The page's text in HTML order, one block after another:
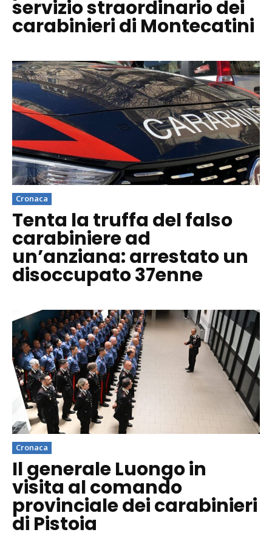
servizio straordinario dei
carabinieri di Montecatini
Cronaca
Tenta la truffa del falso
carabiniere ad
un’anziana: arrestato un
disoccupato 37enne
Cronaca
Il generale Luongo in
visita al comando
provinciale dei carabinieri
di Pistoia